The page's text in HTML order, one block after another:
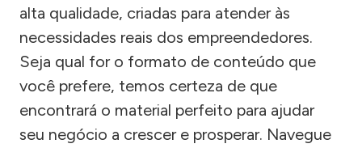
alta qualidade, criadas para atender às
necessidades reais dos empreendedores.
Seja qual for o formato de conteúdo que
você prefere, temos certeza de que
encontrará o material perfeito para ajudar
seu negócio a crescer e prosperar. Navegue